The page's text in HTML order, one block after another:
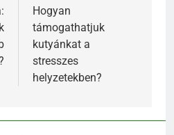
Hogyan
támogathatjuk
kutyánkat a
stresszes
helyzetekben?